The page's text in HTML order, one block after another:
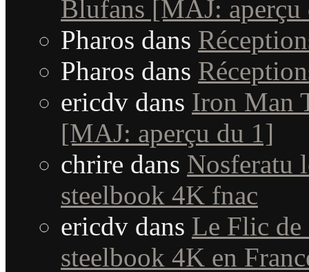
Blufans [MAJ: aperçu
Pharos dans
Pharos dans
ericdv dans Iron Man
[MAJ: aperçu du 1]
chrire dans Nosferatu
steelbook 4K fnac
ericdv dans Le Flic
steelbook 4K en